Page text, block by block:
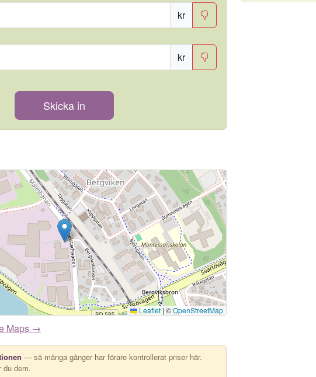
kr
kr
Skicka in
Leaflet|©OpenStreetMap
Maps →
— så många gånger har förare kontrollerat priser här.
du dem.